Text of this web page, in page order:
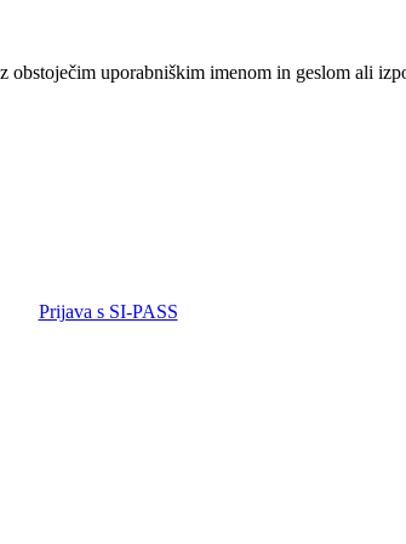
uporabniškim imenom in geslom ali
Prijava s SI-PASS